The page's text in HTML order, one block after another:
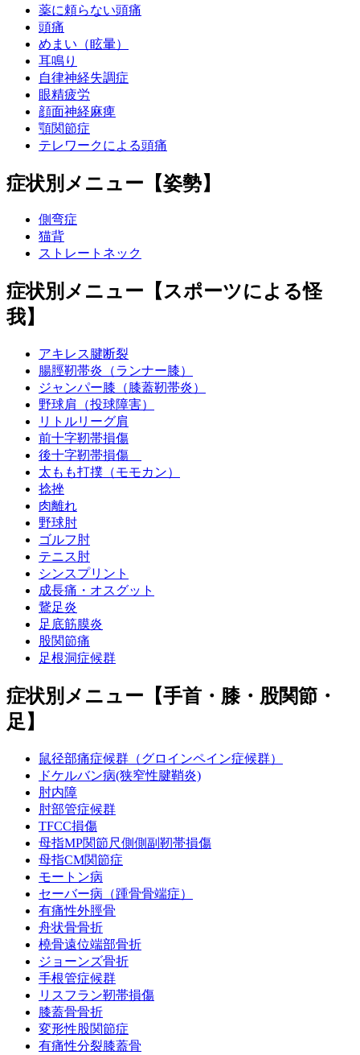
薬に頼らない頭痛
頭痛
めまい（眩暈）
耳鳴り
自律神経失調症
眼精疲労
顔面神経麻痺
顎関節症
テレワークによる頭痛
症状別メニュー【姿勢】
側弯症
猫背
ストレートネック
症状別メニュー【スポーツによる怪
我】
アキレス腱断裂
腸脛靭帯炎（ランナー膝）
ジャンパー膝（膝蓋靭帯炎）
野球肩（投球障害）
リトルリーグ肩
前十字靭帯損傷
後十字靭帯損傷
太もも打撲（モモカン）
捻挫
肉離れ
野球肘
ゴルフ肘
テニス肘
シンスプリント
成長痛・オスグット
鵞足炎
足底筋膜炎
股関節痛
足根洞症候群
症状別メニュー【手首・膝・股関節・
足】
鼠径部痛症候群（グロインペイン症候群）
ドケルバン病(狭窄性腱鞘炎)
肘内障
肘部管症候群
TFCC損傷
母指MP関節尺側側副靭帯損傷
母指CM関節症
モートン病
セーバー病（踵骨骨端症）
有痛性外脛骨
舟状骨骨折
橈骨遠位端部骨折
ジョーンズ骨折
手根管症候群
リスフラン靭帯損傷
膝蓋骨骨折
変形性股関節症
有痛性分裂膝蓋骨